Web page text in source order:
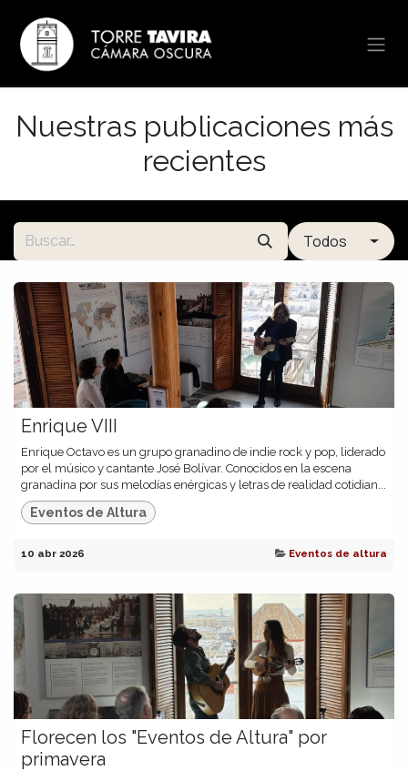
Nuestras publicaciones más
recientes
Todos
Enrique VIII
Enrique Octavo es un grupo granadino de indie rock y pop, liderado
por el músico y cantante José Bolívar. Conocidos en la escena
granadina por sus melodías enérgicas y letras de realidad cotidian...
Eventos de Altura
10 abr 2026 Eventos de altura
Florecen los "Eventos de Altura" por
primavera